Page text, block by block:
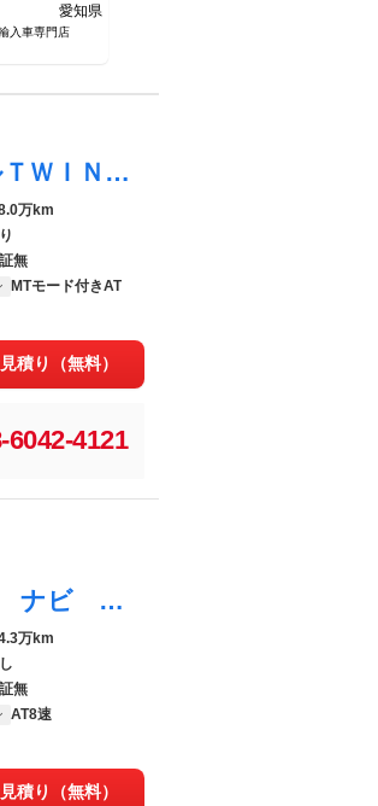
愛知県
入車専門店
Ｘ５ ｘＤｒｉｖｅ ３５ｄ ｘライン ３．０ディーゼルＴＷＩＮＰＯＷＥＲターボエンジン８速パドルＳ４ＷＤブラウンレザーインテリアＸラインエアロアダブティブクルーズＣパワーシートシートヒーター１９アルミ全方位カメラＬＥＤライト電動Ｒゲート
万km
無
MTモード付きAT
積り（無料）
6042-4121
Ｘ５ ｘＤｒｉｖｅ ３５ｄ 検９／３ 走行４．３万ｋｍ ナビ ＥＴＣ Ｂカメラ 黒革 スライディングルーフ ４ＷＤ 禁煙 記録簿
万km
無
AT8速
積り（無料）